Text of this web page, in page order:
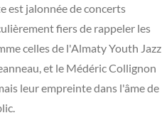
est jalonnée de concerts
fiers de rappeler les
celles de l'Almaty Youth Jazz
et le Médéric Collignon
leur empreinte dans l'âme de